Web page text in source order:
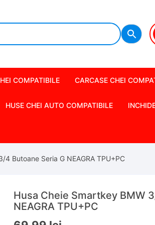
COMPATIBILE CARCASE CHEI
HUSE CHEI AUTO COMPATIBILE
Butoane Seria G NEAGRA TPU+PC
Husa Cheie Smartkey BMW
NEAGRA TPU+PC